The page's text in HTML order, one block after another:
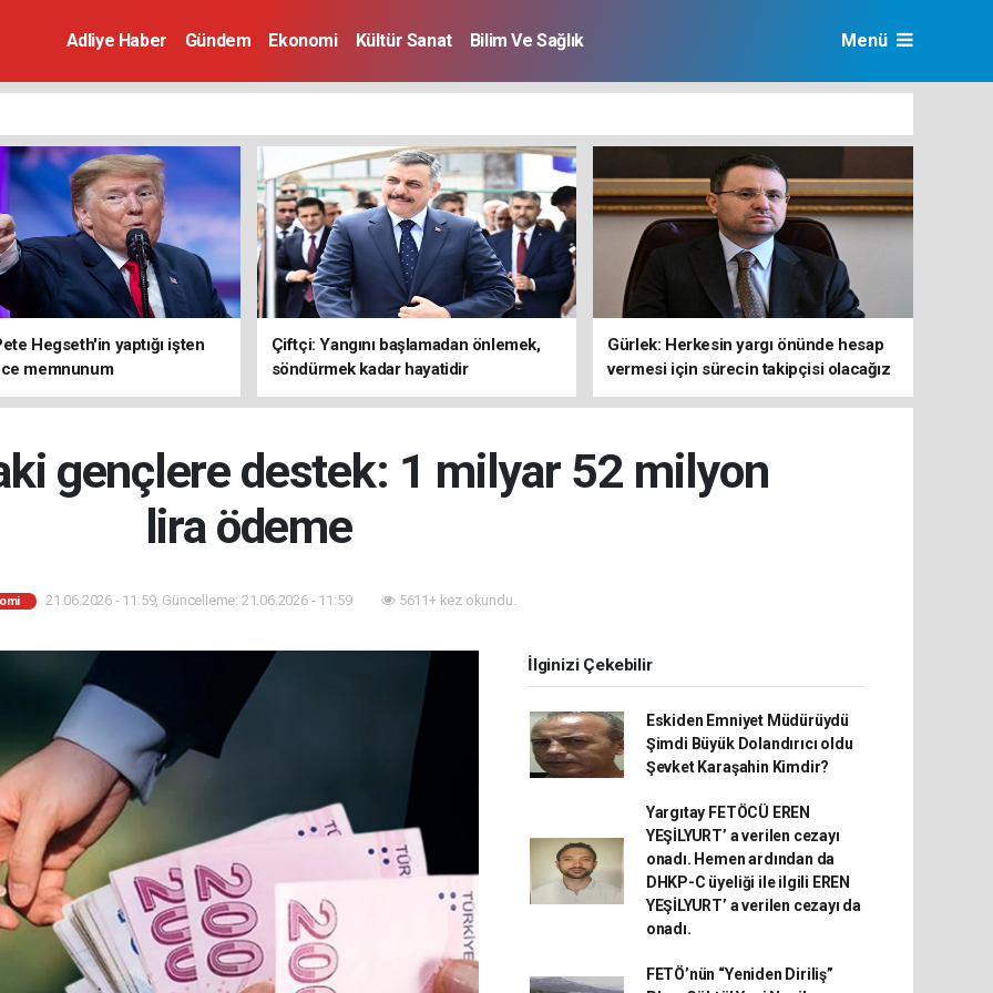
Adliye Haber Gündem Ekonomi Kültür Sanat Bilim Ve Sağlık Menü
Hegseth'in yaptığı işten
memnunum
Çiftçi: Yangını başlamadan önlemek,
söndürmek kadar hayatidir
Gürlek: Herkesin yargı önünde hesap
vermesi için sürecin takipçisi olacağız
gençlere destek: 1 milyar 52 milyon
lira ödeme
21.06.2026 - 11:59, Güncelleme: 21.06.2026 - 11:59 5611+ kez okundu.
İlginizi Çekebilir
Eskiden Emniyet Müdürüydü
Şimdi Büyük Dolandırıcı oldu
Şevket Karaşahin Kimdir?
Yargıtay FETÖCÜ EREN
YEŞİLYURT’ a verilen cezayı
onadı. Hemen ardından da
DHKP-C üyeliği ile ilgili EREN
YEŞİLYURT’ a verilen cezayı da
onadı.
FETÖ’nün “Yeniden Diriliş”